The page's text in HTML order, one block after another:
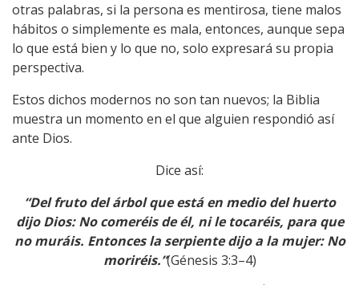
otras palabras, si la persona es mentirosa, tiene malos
hábitos o simplemente es mala, entonces, aunque sepa
lo que está bien y lo que no, solo expresará su propia
perspectiva.
Estos dichos modernos no son tan nuevos; la Biblia
muestra un momento en el que alguien respondió así
ante Dios.
Dice así:
“Del fruto del árbol que está en medio del huerto
dijo Dios: No comeréis de él, ni le tocaréis, para que
no muráis. Entonces la serpiente dijo a la mujer: No
moriréis.”(Génesis 3:3–4)